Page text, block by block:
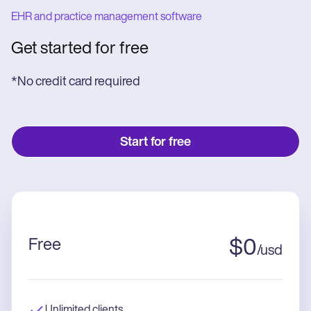
EHR and practice management software
Get started for free
*No credit card required
Start for free
Free $0/usd